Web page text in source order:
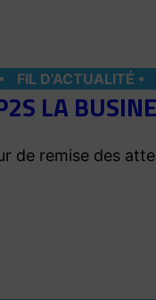
FIL D’ACTUALITÉ
LA BUSINE
de remise des